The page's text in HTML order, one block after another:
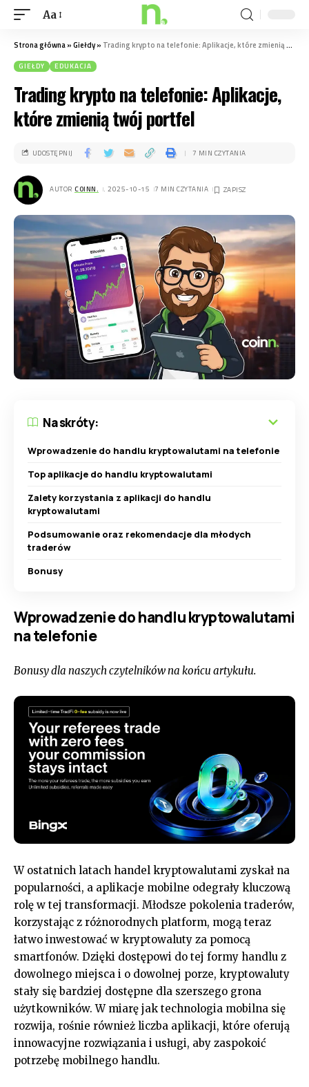
Aa
Strona główna»Giełdy» Trading krypto na telefonie: Aplikacje, które zmienią twój portfel
GIEŁDY EDUKACJA
Trading krypto na telefonie: Aplikacje,
które zmienią twój portfel
AUTOR COINN. . 2025-10-15 7 MIN CZYTANIA
UDOSTĘPNIJ 7 MIN CZYTANIA
Na skróty:
Wprowadzenie do handlu kryptowalutami na telefonie
Top aplikacje do handlu kryptowalutami
Zalety korzystania z aplikacji do handlu
kryptowalutami
Podsumowanie oraz rekomendacje dla młodych
traderów
Bonusy
Wprowadzenie do handlu kryptowalutami
na telefonie
Bonusy dla naszych czytelników na końcu artykułu.
W ostatnich latach handel kryptowalutami zyskał na
popularności, a aplikacje mobilne odegrały kluczową
rolę w tej transformacji. Młodsze pokolenia traderów,
korzystając z różnorodnych platform, mogą teraz
łatwo inwestować w kryptowaluty za pomocą
smartfonów. Dzięki dostępowi do tej formy handlu z
dowolnego miejsca i o dowolnej porze, kryptowaluty
stały się bardziej dostępne dla szerszego grona
użytkowników. W miarę jak technologia mobilna się
rozwija, rośnie również liczba aplikacji, które oferują
innowacyjne rozwiązania i usługi, aby zaspokoić
potrzebę mobilnego handlu.